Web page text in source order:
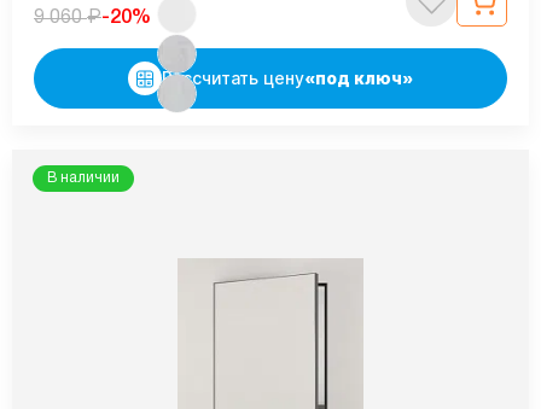
9 060₽-20%
Рассчитать цену«под ключ»
В наличии